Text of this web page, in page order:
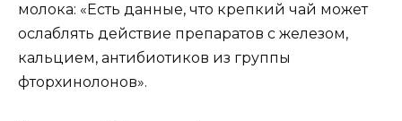
молока: «Есть данные, что крепкий чай может
ослаблять действие препаратов с железом,
кальцием, антибиотиков из группы
фторхинолонов».